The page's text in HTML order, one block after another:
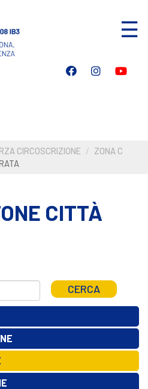
☰
CIRCOSCRIZIONE
ZONA C
CITTÀ
CERCA